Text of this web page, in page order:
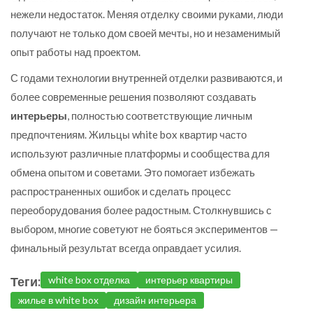
нежели недостаток. Меняя отделку своими руками, люди
получают не только дом своей мечты, но и незаменимый
опыт работы над проектом.
С годами технологии внутренней отделки развиваются, и
более современные решения позволяют создавать
интерьеры, полностью соответствующие личным
предпочтениям. Жильцы white box квартир часто
используют различные платформы и сообщества для
обмена опытом и советами. Это помогает избежать
распространенных ошибок и сделать процесс
переоборудования более радостным. Столкнувшись с
выбором, многие советуют не бояться экспериментов —
финальный результат всегда оправдает усилия.
Теги: white box отделка
интерьер квартиры
жилье в white box
дизайн интерьера